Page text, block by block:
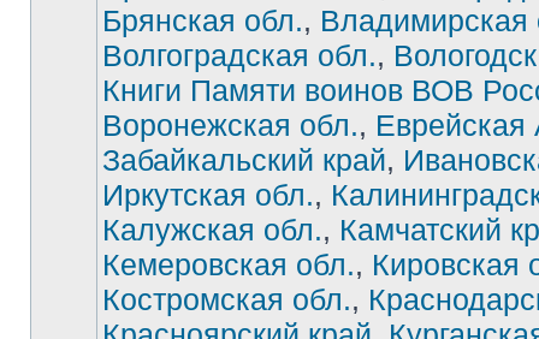
Брянская обл., Владимирская
Волгоградская обл.,
Книги Памяти воинов ВОВ
Воронежская обл.,
Забайкальский край,
Иркутская обл.,
Калужская обл., Камчатский
Кемеровская обл., Кировская
Костромская обл.,